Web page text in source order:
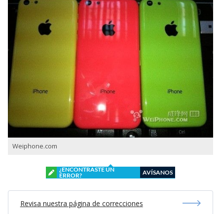
Weiphone.com
¿ENCONTRASTE UN
ERROR?
AVÍSANOS
Revisa nuestra página de correcciones